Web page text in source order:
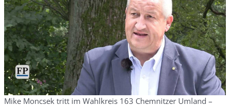
Mike Moncsek tritt im Wahlkreis 163 Chemnitzer Umland –